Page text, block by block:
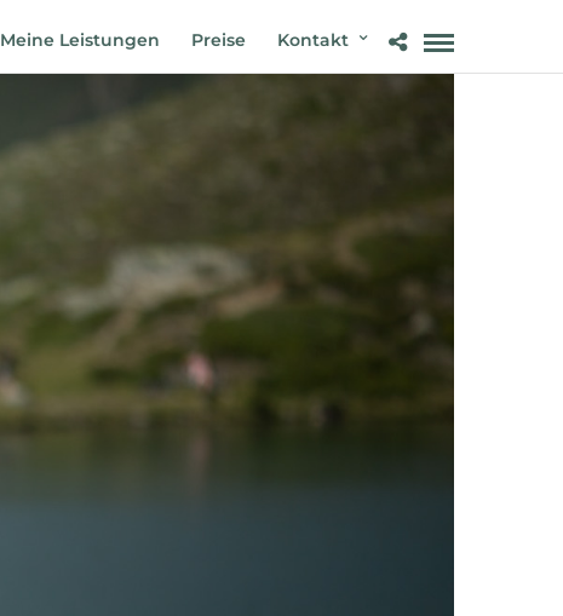
Meine Leistungen Preise Kontakt